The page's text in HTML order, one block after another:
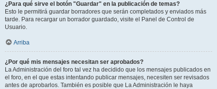
¿Para qué sirve el botón "Guardar" en la publicación de temas?
Esto le permitirá guardar borradores que serán completados y enviados más
tarde. Para recargar un borrador guardado, visite el Panel de Control de
Usuario.
Arriba
¿Por qué mis mensajes necesitan ser aprobados?
La Administración del foro tal vez ha decidido que los mensajes publicados en
el foro, en el que estas intentando publicar mensajes, necesiten ser revisados
antes de aprobarlos. También es posible que La Administración le haya